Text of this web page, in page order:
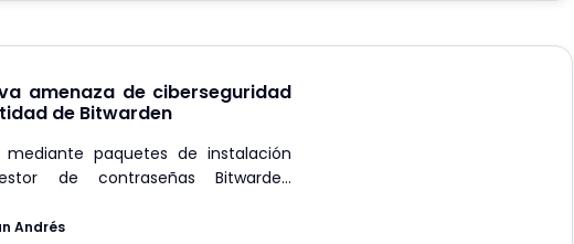
amenaza de ciberseguridad
de Bitwarden
mediante paquetes de instalación
de contraseñas Bitwarden
Andrés